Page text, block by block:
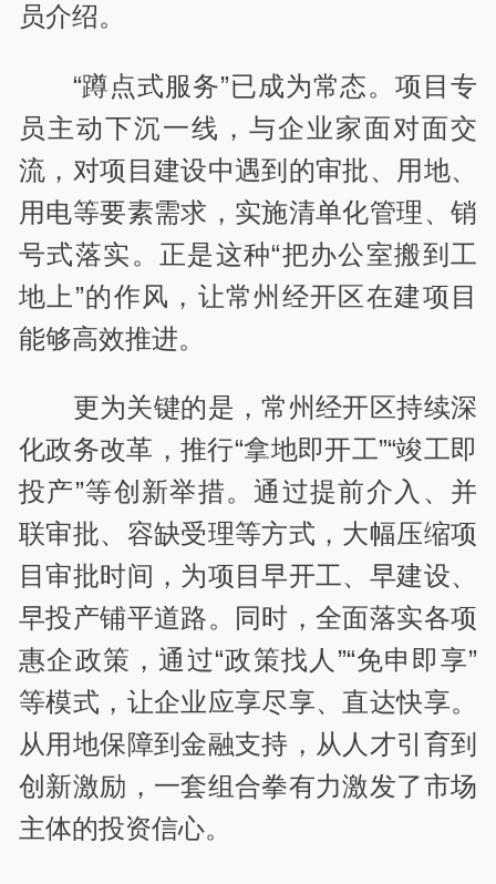
员介绍。
“蹲点式服务”已成为常态。项目专
员主动下沉一线，与企业家面对面交
流，对项目建设中遇到的审批、用地、
用电等要素需求，实施清单化管理、销
号式落实。正是这种“把办公室搬到工
地上”的作风，让常州经开区在建项目
能够高效推进。
更为关键的是，常州经开区持续深
化政务改革，推行“拿地即开工”“竣工即
投产”等创新举措。通过提前介入、并
联审批、容缺受理等方式，大幅压缩项
目审批时间，为项目早开工、早建设、
早投产铺平道路。同时，全面落实各项
惠企政策，通过“政策找人”“免申即享”
等模式，让企业应享尽享、直达快享。
从用地保障到金融支持，从人才引育到
创新激励，一套组合拳有力激发了市场
主体的投资信心。